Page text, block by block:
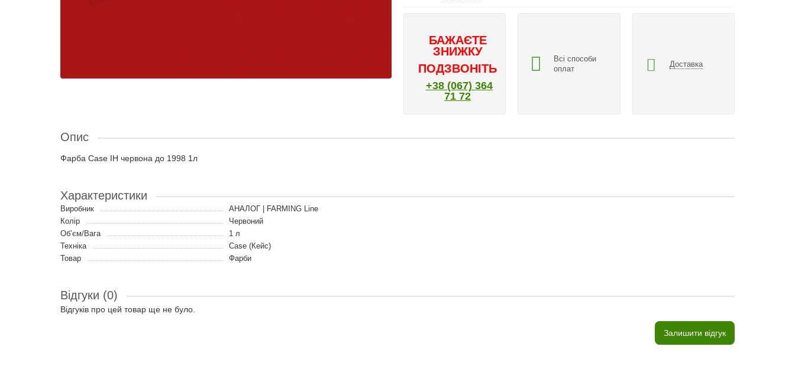
БАЖАЄТЕ
ЗНИЖКУ
ПОДЗВОНІТЬ
+38 (067) 364
71 72
Всі способи
оплат
Доставка
Опис
Фарба Case IH червона до 1998 1л
Характеристики
Виробник
АНАЛОГ | FARMING Line
Колір
Червоний
Об’єм/Вага
1 л
Техніка
Case (Кейс)
Товар
Фарби
Відгуки (0)
Відгуків про цей товар ще не було.
Залишити відгук